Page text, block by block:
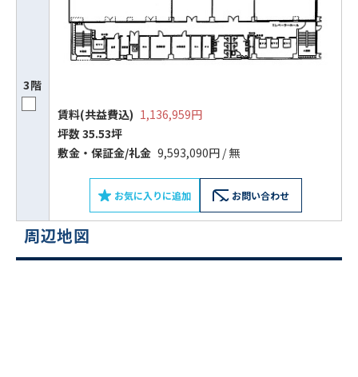
3階
賃料(共益費込) 1,136,959円
坪数 35.53坪
敷⾦‧保証⾦/礼⾦ 9,593,090円 / 無
お気に入りに追加 お問い合わせ
周辺地図